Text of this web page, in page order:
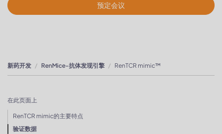
预定会议
新药开发 RenMice-抗体发现引擎 RenTCR mimic™
在此页面上
RenTCR mimic的主要特点
验证数据